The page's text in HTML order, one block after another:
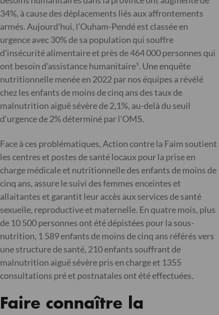
34%, à cause des déplacements liés aux affrontements
armés. Aujourd’hui, l’Ouham-Pendé est classée en
urgence avec 30% de sa population qui souffre
d’insécurité alimentaire et près de 464 000 personnes qui
ont besoin d’assistance humanitaire¹. Une enquête
nutritionnelle menée en 2022 par nos équipes a révélé
chez les enfants de moins de cinq ans des taux de
malnutrition aiguë sévère de 2,1%, au-delà du seuil
d’urgence de 2% déterminé par l’OMS.
Face à ces problématiques, Action contre la Faim soutient
les centres et postes de santé locaux pour la prise en
charge médicale et nutritionnelle des enfants de moins de
cinq ans, assure le suivi des femmes enceintes et
allaitantes et garantit leur accès aux services de santé
sexuelle, reproductive et maternelle. En quatre mois, plus
de 10 500 personnes ont été dépistées pour la sous-
nutrition, 1 589 enfants de moins de cinq ans référés vers
une structure de santé, 210 enfants souffrant de
malnutrition aiguë sévère pris en charge et 1355
consultations pré et postnatales ont été effectuées.
Faire connaître la